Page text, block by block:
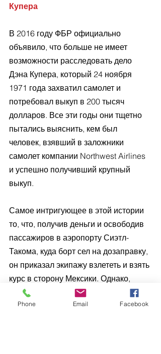
Купера
В 2016 году ФБР официально
объявило, что больше не имеет
возможности расследовать дело
Дэна Купера, который 24 ноября
1971 года захватил самолет и
потребовал выкуп в 200 тысяч
долларов. Все эти годы они тщетно
пытались выяснить, кем был
человек, взявший в заложники
самолет компании Northwest Airlines
и успешно получивший крупный
выкуп.
Самое интригующее в этой истории
то, что, получив деньги и освободив
пассажиров в аэропорту Сиэтл-
Такома, куда борт сел на дозаправку,
он приказал экипажу взлететь и взять
курс в сторону Мексики. Однако,
когда самолет набрал высоту,
преступник вместе с деньгами
Phone Email Facebook